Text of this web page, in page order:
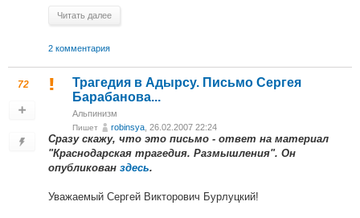
Читать далее
2 комментария
72
Трагедия в Адырсу. Письмо Сергея
Барабанова...
Альпинизм
Пишет robinsya , 26.02.2007 22:24
Сразу скажу, что это письмо - ответ на материал
"Краснодарская трагедия. Размышления". Он
опубликован здесь.
Уважаемый Сергей Викторович Бурлуцкий!